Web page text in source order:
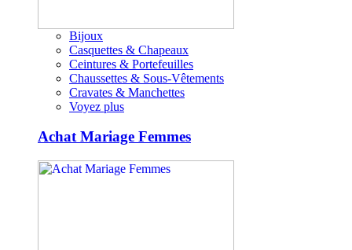
Bijoux
Casquettes & Chapeaux
Ceintures & Portefeuilles
Chaussettes & Sous-Vêtements
Cravates & Manchettes
Voyez plus
Achat Mariage Femmes